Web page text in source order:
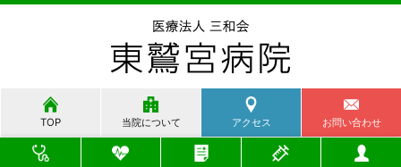
TOP 当院について アクセス お問い合わせ